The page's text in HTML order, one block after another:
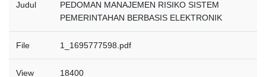
Judul
PEDOMAN MANAJEMEN RISIKO SISTEM
PEMERINTAHAN BERBASIS ELEKTRONIK
File 1_1695777598.pdf
View 18400